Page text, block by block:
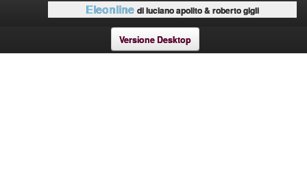
Eleonline di luciano apolito & roberto gigli
Versione Desktop